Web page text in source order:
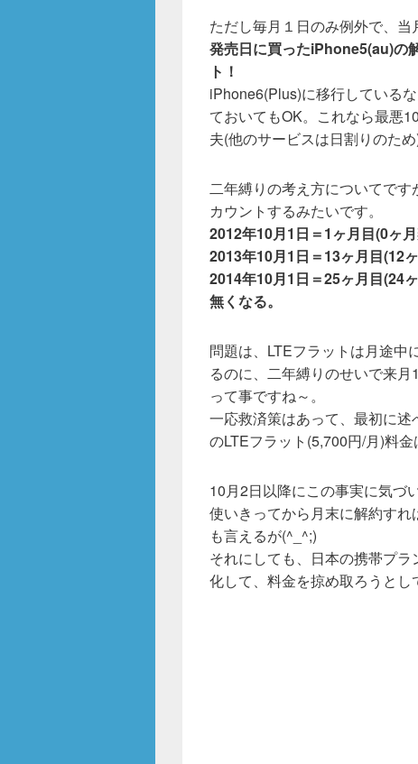
o
o
k
ただし毎月１日のみ例外で、当
発売日に買ったiPhone5(au)の
ト！
iPhone6(Plus)に移行している
ておいてもOK。これなら最悪
夫(他のサービスは日割りのた
二年縛りの考え方についてで
カウントするみたいです。
2012年10月1日＝1ヶ月目(0ヶ
2013年10月1日＝13ヶ月目(12
2014年10月1日＝25ヶ月目
無くなる。
問題は、LTEフラットは月途中
るのに、二年縛りのせいで来
って事ですね～。
一応救済策はあって、最初に
のLTEフラット(5,700円/月)料金
10月2日以降にこの事実に気づ
使いきってから月末に解約すれ
も言えるが(^_^;)
それにしても、日本の携帯プ
化して、料金を掠め取ろうとし